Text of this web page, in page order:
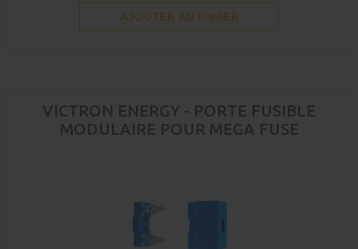
AJOUTER AU PANIER
VICTRON ENERGY - PORTE FUSIBLE
MODULAIRE POUR MEGA FUSE